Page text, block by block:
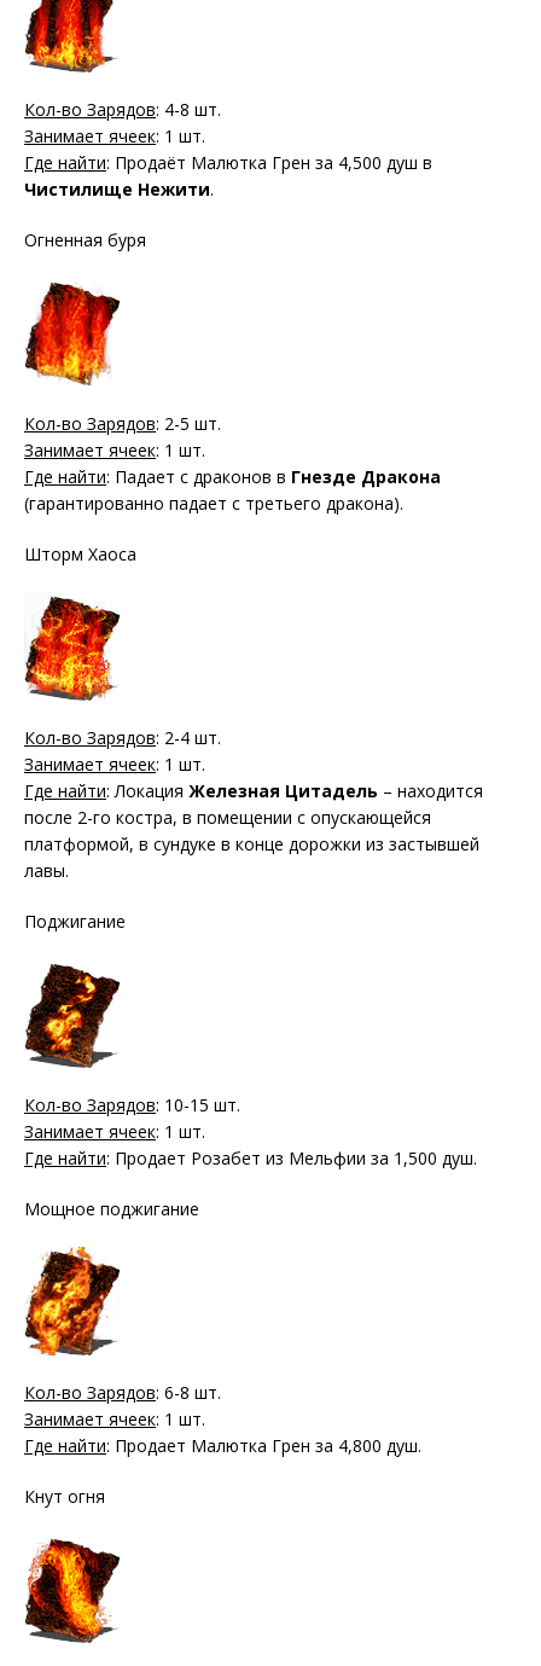
Кол-во Зарядов: 4-8 шт.
Занимает ячеек: 1 шт.
Где найти: Продаёт Малютка Грен за 4,500 душ в
Чистилище Нежити.
Огненная буря
Кол-во Зарядов: 2-5 шт.
Занимает ячеек: 1 шт.
Где найти: Падает с драконов в Гнезде Дракона
(гарантированно падает с третьего дракона).
Шторм Хаоса
Кол-во Зарядов: 2-4 шт.
Занимает ячеек: 1 шт.
Где найти: Локация Железная Цитадель – находится
после 2-го костра, в помещении с опускающейся
платформой, в сундуке в конце дорожки из застывшей
лавы.
Поджигание
Кол-во Зарядов: 10-15 шт.
Занимает ячеек: 1 шт.
Где найти: Продает Розабет из Мельфии за 1,500 душ.
Мощное поджигание
Кол-во Зарядов: 6-8 шт.
Занимает ячеек: 1 шт.
Где найти: Продает Малютка Грен за 4,800 душ.
Кнут огня